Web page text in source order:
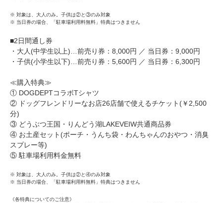
※ 対象は、大人のみ。子供は②と③のみ対象
※ 当日券の場合、「駐車場利用料無料」特典はつきません
■2日間通し券
・大人(中学生以上)…前売り券：8,000円 ／ 当日券：9,000円
・子供(小学生以下)…前売り券：5,600円 ／ 当日券：6,300円
≪購入特典≫
① DOGDEPTコラボTシャツ
② ドッグフレンドリーなお店26店舗で使えるチケット(￥2,500
分)
③ どうぶつ王国・りんどう湖LAKEVEIW共通商品券
④ お土産セット(ポーチ・うんち袋・わんちゃんのおやつ・消臭
スプレー等)
⑤ 駐車場利用料金無料
※ 対象は、大人のみ。子供は②と④のみ対象
※ 当日券の場合、「駐車場利用料無料」特典はつきません
《各特典についてのご注意》